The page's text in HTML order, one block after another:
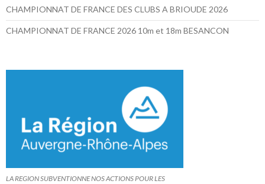
CHAMPIONNAT DE FRANCE DES CLUBS A BRIOUDE 2026
CHAMPIONNAT DE FRANCE 2026 10m et 18m BESANCON
LA REGION SUBVENTIONNE NOS ACTIONS POUR LES